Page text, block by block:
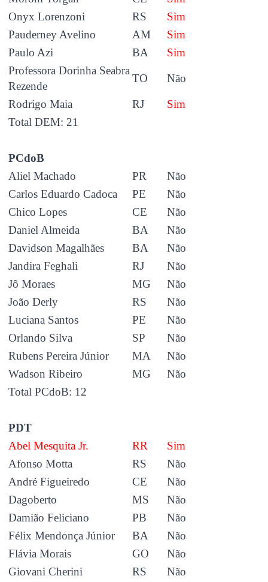
Onyx Lorenzoni
RS
Sim
Pauderney Avelino
AM
Sim
Paulo Azi
BA
Sim
Professora Dorinha Seabra
Rezende
TO Não
Rodrigo Maia RJ
Sim
Total DEM: 21
PCdoB
Aliel Machado
PR
Não
Carlos Eduardo Cadoca
PE
Não
Chico Lopes
CE
Não
Daniel Almeida
BA
Não
Davidson Magalhães
BA
Não
Jandira Feghali
RJ
Não
Jô Moraes
MG
Não
João Derly
RS
Não
Luciana Santos
PE
Não
Orlando Silva
SP
Não
Rubens Pereira Júnior
MA
Não
Wadson Ribeiro
MG
Não
Total PCdoB: 12
PDT
Abel Mesquita Jr.
RR
Sim
Afonso Motta
RS
Não
André Figueiredo
CE
Não
Dagoberto
MS
Não
Damião Feliciano
PB
Não
Félix Mendonça Júnior
BA
Não
Flávia Morais
GO
Não
Giovani Cherini
RS
Não